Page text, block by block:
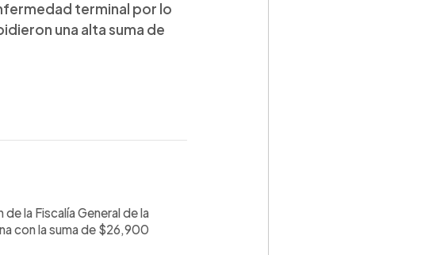
terminal por lo
una alta suma de
la Fiscalía General de la
con la suma de $26,900